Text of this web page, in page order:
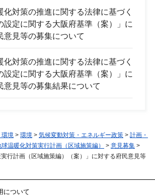
化対策の推進に関する法律に基づく
設定に関する大阪府基準（案）」に
意見等の募集について
化対策の推進に関する法律に基づく
設定に関する大阪府基準（案）」に
意見等の募集結果について
環境 > 環境 > 気候変動対策・エネルギー政策 > 計画・
温暖化対策実行計画（区域施策編） > 意見募集 >
実行計画（区域施策編）（案）」に対する府民意見等
について